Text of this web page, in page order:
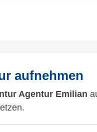
aufnehmen
Agentur Emilian